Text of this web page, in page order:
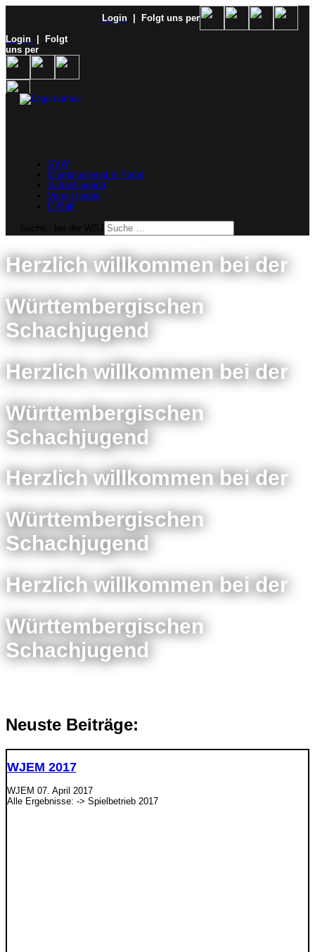
Login
| Folgt uns per
Login
| Folgt
uns per
SVW
Ergebnisdienst & Portal
Schachjugend
Verein finden
E-Mail
Herzlich willkommen bei der
Württembergischen
Schachjugend
Herzlich willkommen bei der
Württembergischen
Schachjugend
Herzlich willkommen bei der
Württembergischen
Schachjugend
Herzlich willkommen bei der
Württembergischen
Schachjugend
Neuste Beiträge:
WJEM 2017
WJEM 07. April 2017
Alle Ergebnisse: -> Spielbetrieb 2017